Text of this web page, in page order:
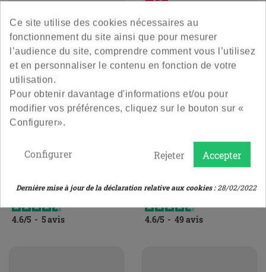
Couronne 29 Dorée
La couronne dorée en taille 29
par lot de 12
1,80 €
Le lot de 12
4.6/5 - 5avis
Bouchon Liege A Tete
couleur Aluminium diamètre 29
8,40 €
Le lot de 12
4.6/5 - 49 avis
Ce site utilise des cookies nécessaires au
fonctionnement du site ainsi que pour mesurer
l’audience du site, comprendre comment vous l’utilisez
et en personnaliser le contenu en fonction de votre
utilisation.
Pour obtenir davantage d'informations et/ou pour
modifier vos préférences, cliquez sur le bouton sur «
Configurer».
Accepter
Rejeter
Configurer
Dernière mise à jour de la déclaration relative aux cookies :28/02/2022